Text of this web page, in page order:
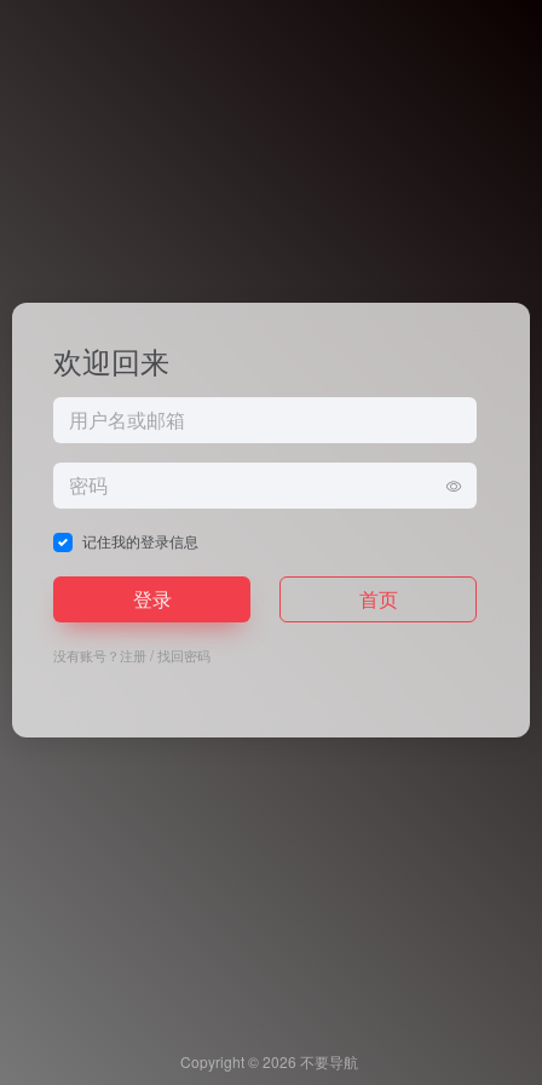
欢迎回来
记住我的登录信息
登录 首页
没有账号？注册 /找回密码
Copyright © 2026 不要导航